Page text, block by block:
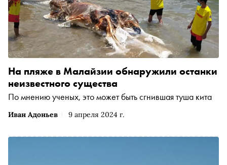
Иван Адоньев 9 апреля 2024 г.
На пляже в Малайзии обнаружили останки
неизвестного существа
По мнению ученых, это может быть сгнившая туша кита